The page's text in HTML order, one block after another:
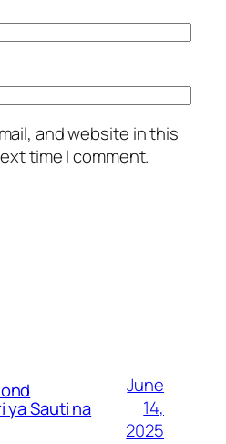
and website in this
time I comment.
ya Sauti na
June
14,
2025